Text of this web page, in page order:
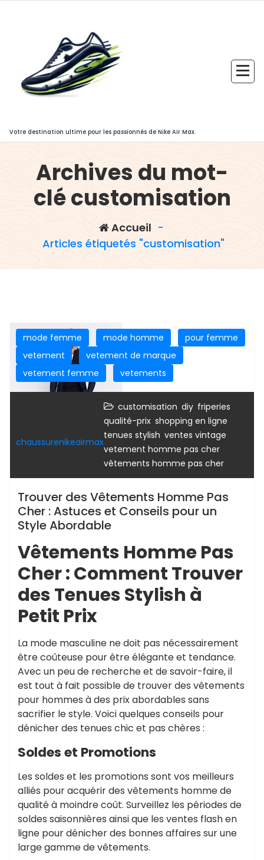
Votre destination ultime pour les passionnés de Nike Air Max.
Archives du mot-
clé customisation
Accueil -
Articles étiquetés "customisation"
mode femme mode homme
pour femme
vetement
vetement de marque
vetement femme
vetements
chaussurenikeairmax
customisation diy friperies
qualité-prix shopping en ligne
tenues stylish ventes vintage
vetement homme pas cher
vêtements homme pas cher
Trouver des Vêtements Homme Pas
Cher : Astuces et Conseils pour un
Style Abordable
Vêtements Homme Pas
Cher : Comment Trouver
des Tenues Stylish à
Petit Prix
La mode masculine ne doit pas nécessairement
être coûteuse pour être élégante et tendance.
Avec un peu de recherche et de savoir-faire, il
est tout à fait possible de trouver des vêtements
pour hommes à des prix abordables sans
sacrifier le style. Voici quelques conseils pour
dénicher des tenues chic et pas chères :
Soldes et Promotions
Les soldes et les promotions sont vos meilleurs
alliés pour acquérir des vêtements homme de
qualité à moindre coût. Surveillez les périodes de
soldes saisonnières ainsi que les ventes flash en
ligne pour dénicher des bonnes affaires sur une
large gamme de vêtements.